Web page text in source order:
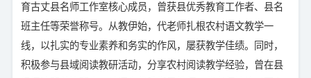
育古丈县名师工作室核心成员，曾获县优秀教育工作者、县名
班主任等荣誉称号。从教伊始，代老师扎根农村语文教学一
线，以扎实的专业素养和务实的作风，屡获教学佳绩。同时，
积极参与县域阅读教研活动，分享农村阅读教学经验，曾在县